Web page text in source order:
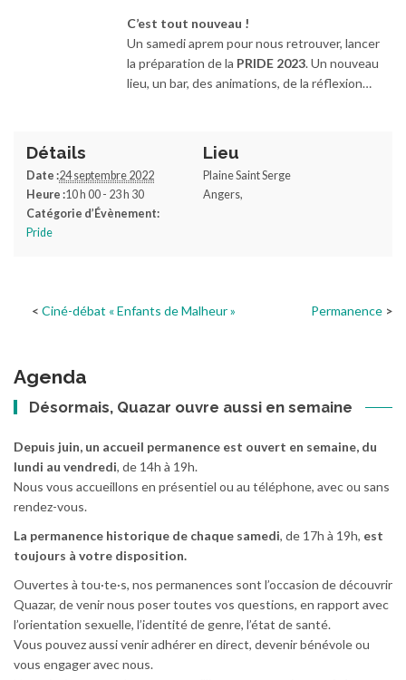
C’est tout nouveau !
Un samedi aprem pour nous retrouver, lancer
la préparation de la PRIDE 2023. Un nouveau
lieu, un bar, des animations, de la réflexion…
Détails
Date :24 septembre 2022
Heure :10 h 00 - 23 h 30
Catégorie d’Évènement:
Pride
Lieu
Plaine Saint Serge
Angers,
Ciné-débat « Enfants de Malheur » Permanence
Agenda
Désormais, Quazar ouvre aussi en semaine
Depuis juin, un accueil permanence est ouvert en semaine, du
lundi au vendredi, de 14h à 19h.
Nous vous accueillons en présentiel ou au téléphone, avec ou sans
rendez-vous.
La permanence historique de chaque samedi, de 17h à 19h, est
toujours à votre disposition.
Ouvertes à tou·te·s, nos permanences sont l’occasion de découvrir
Quazar, de venir nous poser toutes vos questions, en rapport avec
l’orientation sexuelle, l’identité de genre, l’état de santé.
Vous pouvez aussi venir adhérer en direct, devenir bénévole ou
vous engager avec nous.